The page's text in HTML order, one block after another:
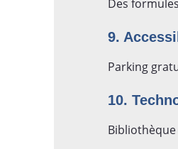
Des
9.
Parking
10.